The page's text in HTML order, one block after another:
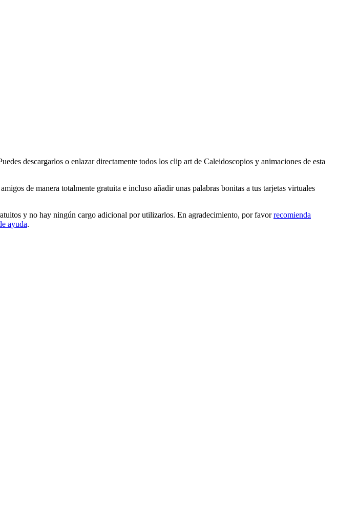
descargarlos o enlazar directamente todos los clip art de Caleidoscopios y animaciones de esta
de manera totalmente gratuita e incluso añadir unas palabras bonitas a tus tarjetas virtuales
y no hay ningún cargo adicional por utilizarlos. En agradecimiento, por favorrecomienda
ayuda.